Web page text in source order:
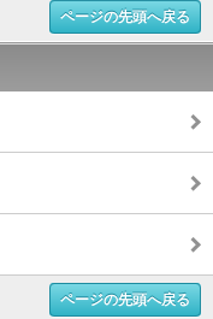
ページの先頭へ戻る
ページの先頭へ戻る